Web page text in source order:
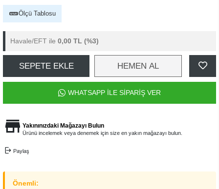
Ölçü Tablosu
Havale/EFT ile 0,00 TL (%3)
SEPETE EKLE HEMEN AL
WHATSAPP İLE SİPARİŞ VER
Yakınınızdaki Mağazayı Bulun
Ürünü incelemek veya denemek için size en yakın mağazayı bulun.
Paylaş
Önemli: